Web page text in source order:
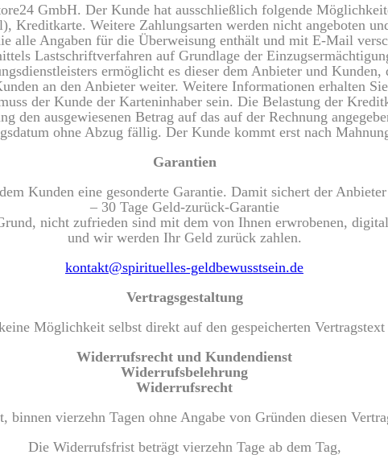
GmbH. Der Kunde hat ausschließlich folgende
Kreditkarte. Weitere Zahlungsarten werden nicht angeboten
alle Angaben für die Überweisung enthält und mit E-Mail
Lastschriftverfahren auf Grundlage der
ermöglicht es dieser dem Anbieter und
an den Anbieter weiter. Weitere Informationen erhalten
der Kunde der Karteninhaber sein. Die Belastung der
den ausgewiesenen Betrag auf das auf der Rechnung
ohne Abzug fällig. Der Kunde kommt erst nach
Garantien
Kunden eine gesonderte Garantie. Damit sichert der
– 30 Tage Geld-zurück-Garantie
nicht zufrieden sind mit dem von Ihnen erwrobenen,
und wir werden Ihr Geld zurück zahlen.
kontakt@spirituelles-geldbewusstsein.de
Vertragsgestaltung
Möglichkeit selbst direkt auf den gespeicherten
Widerrufsrecht und Kundendienst
Widerrufsbelehrung
Widerrufsrecht
binnen vierzehn Tagen ohne Angabe von Gründen diesen
Die Widerrufsfrist beträgt vierzehn Tage ab dem Tag,